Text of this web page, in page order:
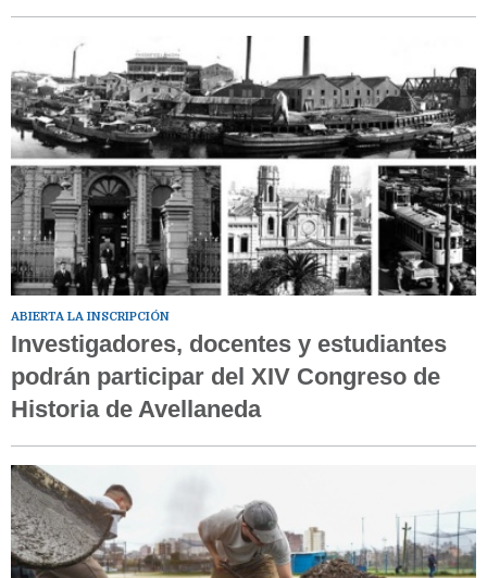
ABIERTA LA INSCRIPCIÓN
Investigadores, docentes y estudiantes
podrán participar del XIV Congreso de
Historia de Avellaneda